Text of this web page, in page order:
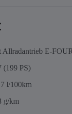
Allradantrieb E-
(199 PS)
l/100km
g/km